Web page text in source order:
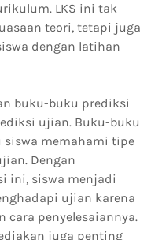
LKS ini tak
teori, tetapi juga
dengan latihan
buku-buku prediksi
ujian. Buku-buku
memahami tipe
Dengan
ini, siswa menjadi
ujian karena
cara penyelesaiannya.
juga penting